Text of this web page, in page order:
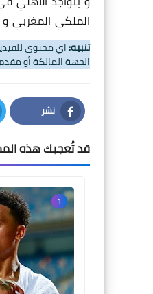
الملكي المغربي و
تنبيه:اي محتوى
الجهة المالكة أو
نشر
Facebook
قد تُعجبك هذه
1